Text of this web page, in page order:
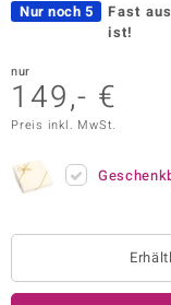
Nur noch 5 Fast
ist!
nur
149,- €
Preis inkl. MwSt.